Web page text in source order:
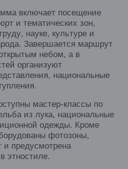
включает посещение
и тематических зон,
науке, культуре и
Завершается маршрут
небом, а в
организуют
национальные
мастер-классы по
из лука, национальные
одежды. Кроме
фотозоны,
и предусмотрена
этностиле.